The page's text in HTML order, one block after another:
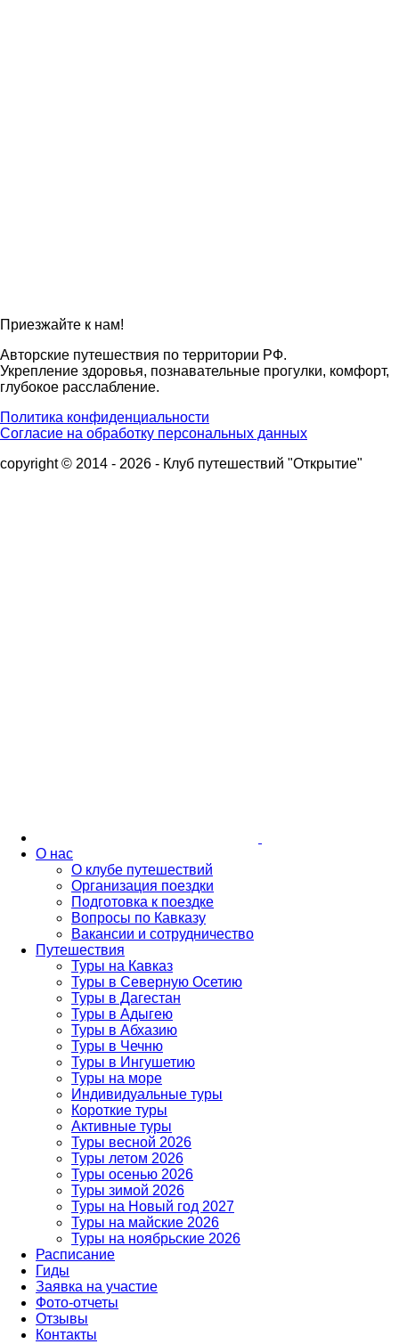
Приезжайте к нам!
Авторские путешествия по территории РФ.
Укрепление здоровья, познавательные прогулки, комфорт,
глубокое расслабление.
Политика конфиденциальности
Согласие на обработку персональных данных
copyright © 2014 - 2026 - Клуб путешествий "Открытие"
О нас
О клубе путешествий
Организация поездки
Подготовка к поездке
Вопросы по Кавказу
Вакансии и сотрудничество
Путешествия
Туры на Кавказ
Туры в Северную Осетию
Туры в Дагестан
Туры в Адыгею
Туры в Абхазию
Туры в Чечню
Туры в Ингушетию
Туры на море
Индивидуальные туры
Короткие туры
Активные туры
Туры весной 2026
Туры летом 2026
Туры осенью 2026
Туры зимой 2026
Туры на Новый год 2027
Туры на майские 2026
Туры на ноябрьские 2026
Расписание
Гиды
Заявка на участие
Фото-отчеты
Отзывы
Контакты